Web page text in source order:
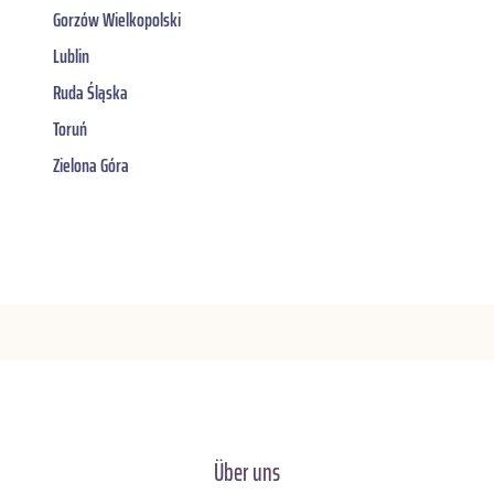
Gorzów Wielkopolski
Lublin
Ruda Śląska
Toruń
Zielona Góra
Über uns